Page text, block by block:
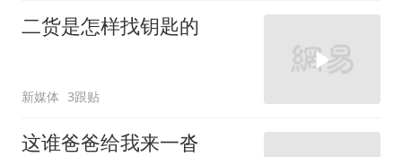
二货是怎样找钥匙的
新媒体 3跟贴
这谁爸爸给我来一沓